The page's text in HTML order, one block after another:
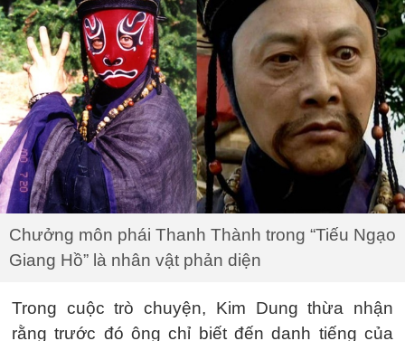
Chưởng môn phái Thanh Thành trong “Tiếu Ngạo
Giang Hồ” là nhân vật phản diện
Trong cuộc trò chuyện, Kim Dung thừa nhận
rằng trước đó ông chỉ biết đến danh tiếng của